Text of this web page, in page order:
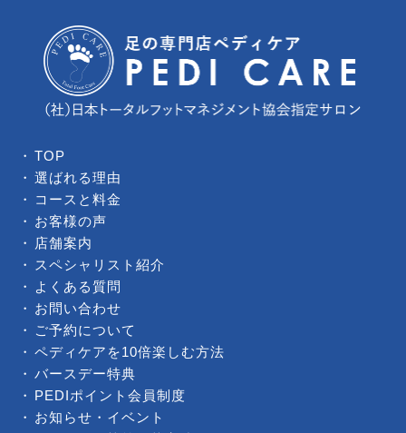
TOP
選ばれる理由
コースと料金
お客様の声
店舗案内
スペシャリスト紹介
よくある質問
お問い合わせ
ご予約について
ペディケアを10倍楽しむ方法
バースデー特典
PEDIポイント会員制度
お知らせ・イベント